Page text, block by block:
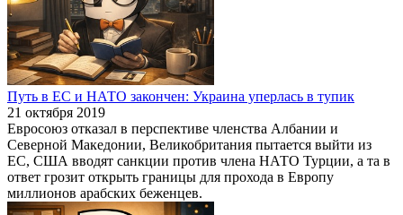
Путь в ЕС и НАТО закончен: Украина уперлась в тупик
21 октября 2019
Евросоюз отказал в перспективе членства Албании и
Северной Македонии, Великобритания пытается выйти из
ЕС, США вводят санкции против члена НАТО Турции, а та в
ответ грозит открыть границы для прохода в Европу
миллионов арабских беженцев.